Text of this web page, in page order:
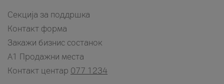
Секција за поддршка
Контакт форма
Закажи бизнис состанок
A1 Продажни места
Контакт центар 077 1234